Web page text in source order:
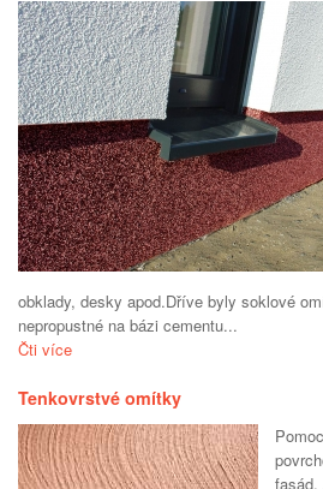
obklady, desky apod.Dříve byly soklové
nepropustné na bázi cementu...
Čti více
Tenkovrstvé omítky
fasád.